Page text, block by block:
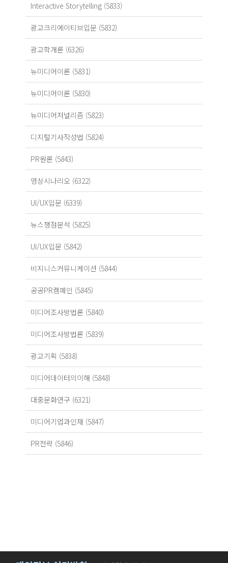
Interactive Storytelling (5833)
광고크리에이티브입문 (5832)
광고학개론 (6326)
뉴미디어이론 (5831)
뉴미디어이론 (5830)
뉴미디어저널리즘 (5823)
디지털기사작성법 (5824)
PR원론 (5843)
영상시나리오 (6322)
UI/UX입문 (6339)
뉴스쟁점분석 (5825)
UI/UX입문 (5842)
비지니스커뮤니케이션 (5844)
공공PR캠페인 (5845)
미디어조사방법론 (5840)
미디어조사방법론 (5839)
광고기획 (5838)
미디어데이터의이해 (5848)
대중문화연구 (6321)
미디어기업과인재 (5847)
PR전략 (5846)